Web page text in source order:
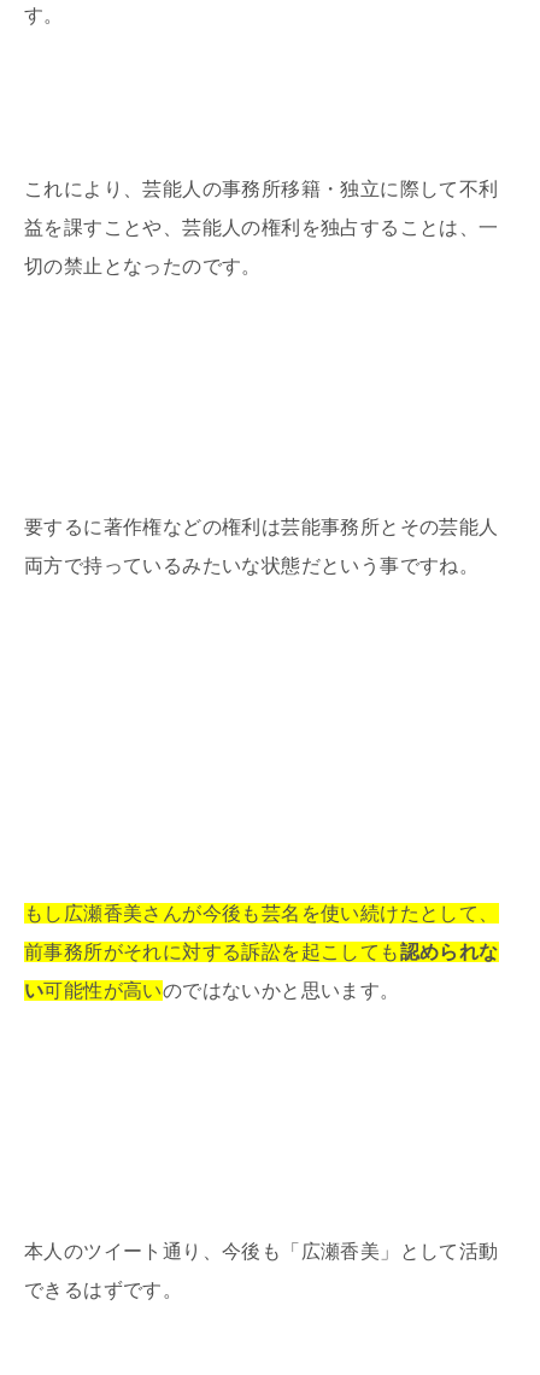
す。
これにより、芸能人の事務所移籍・独立に際して不利
益を課すことや、芸能人の権利を独占することは、一
切の禁止となったのです。
要するに著作権などの権利は芸能事務所とその芸能人
両方で持っているみたいな状態だという事ですね。
もし広瀬香美さんが今後も芸名を使い続けたとして、
前事務所がそれに対する訴訟を起こしても認められな
い可能性が高いのではないかと思います。
本人のツイート通り、今後も「広瀬香美」として活動
できるはずです。